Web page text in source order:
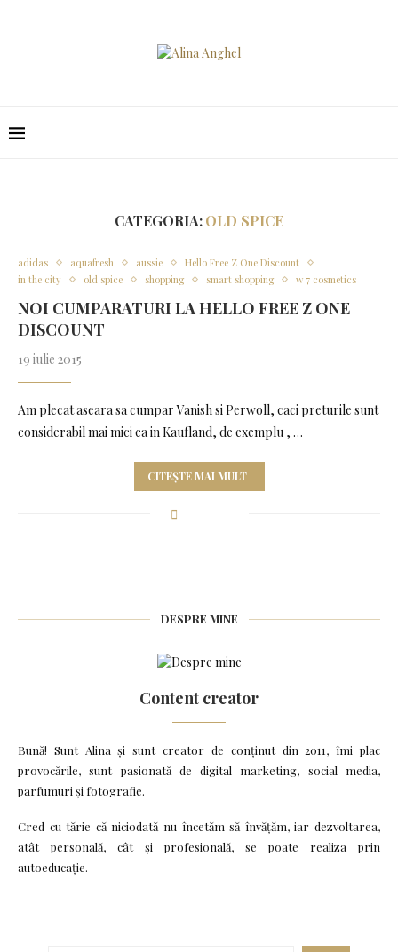
CATEGORIA:OLD SPICE
adidas aquafresh aussie
Hello Free Z One Discount
in the city
old spice shopping smart shopping w 7 cosmetics
NOI CUMPARATURI LA HELLO FREE Z ONE
DISCOUNT
19 iulie 2015
Am plecat aseara sa cumpar Vanish si Perwoll, caci preturile sunt
considerabil mai mici ca in Kaufland, de exemplu , …
CITEȘTE MAI MULT
DESPRE MINE
Content creator
Bună! Sunt Alina și sunt creator de conținut din 2011, îmi plac
provocările, sunt pasionată de digital marketing, social media,
parfumuri și fotografie.
Cred cu tărie că niciodată nu încetăm să învățăm, iar dezvoltarea,
atât personală, cât și profesională, se poate realiza prin
autoeducație.